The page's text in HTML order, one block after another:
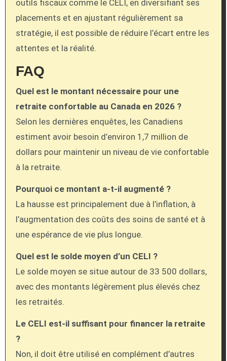
outils fiscaux comme le CELI, en diversifiant ses
placements et en ajustant régulièrement sa
stratégie, il est possible de réduire l’écart entre les
attentes et la réalité.
FAQ
Quel est le montant nécessaire pour une
retraite confortable au Canada en 2026 ?
Selon les dernières enquêtes, les Canadiens
estiment avoir besoin d’environ 1,7 million de
dollars pour maintenir un niveau de vie confortable
à la retraite.
Pourquoi ce montant a-t-il augmenté ?
La hausse est principalement due à l’inflation, à
l’augmentation des coûts des soins de santé et à
une espérance de vie plus longue.
Quel est le solde moyen d’un CELI ?
Le solde moyen se situe autour de 33 500 dollars,
avec des montants légèrement plus élevés chez
les retraités.
Le CELI est-il suffisant pour financer la retraite
?
Non, il doit être utilisé en complément d’autres